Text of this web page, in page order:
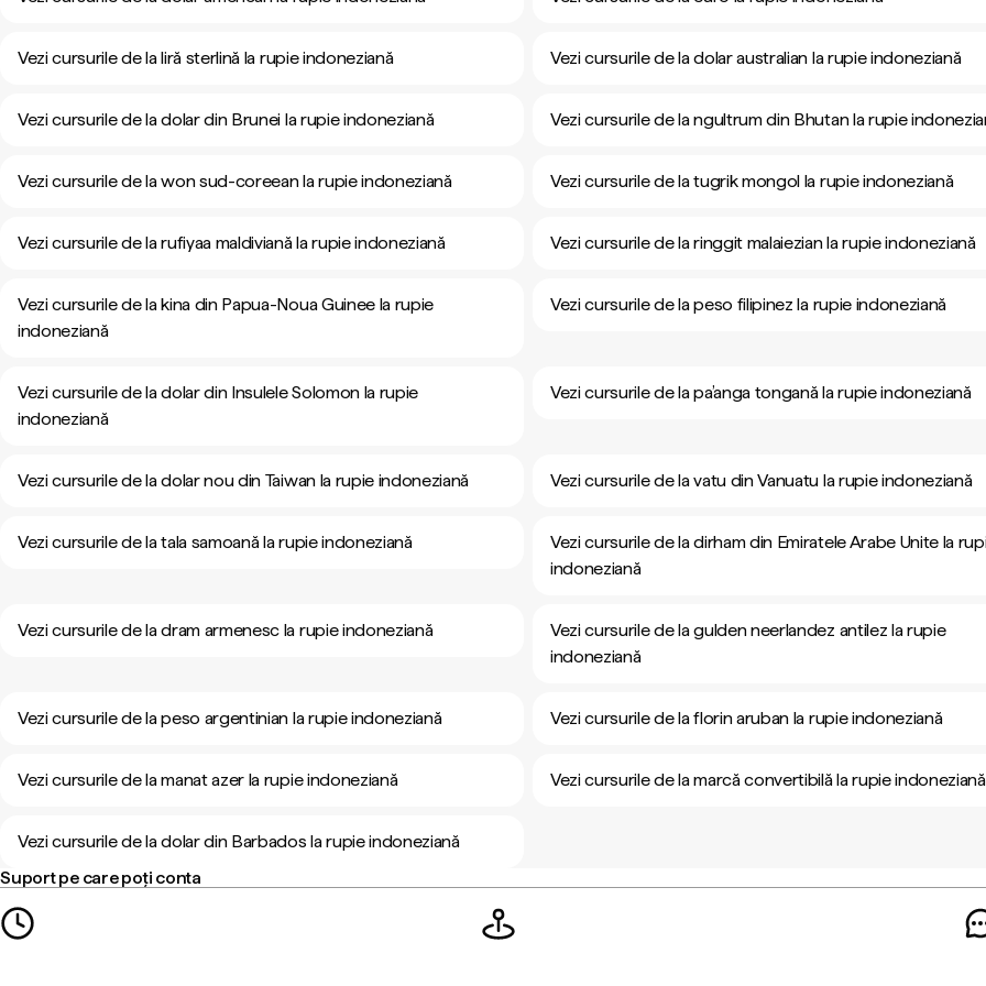
Vezi cursurile de la liră sterlină la rupie indoneziană Vezi cursurile de la dolar australian la rupie indoneziană
Vezi cursurile de la dolar din Brunei la rupie indoneziană Vezi cursurile de la ngultrum din Bhutan la rupie
Vezi cursurile de la won sud-coreean la rupie indoneziană Vezi cursurile de la tugrik mongol la rupie indoneziană
Vezi cursurile de la rufiyaa maldiviană la rupie indoneziană Vezi cursurile de la ringgit malaiezian la rupie indoneziană
Vezi cursurile de la kina din Papua-Noua Guinee la rupie
indoneziană
Vezi cursurile de la peso filipinez la rupie indoneziană
Vezi cursurile de la dolar din Insulele Solomon la rupie
indoneziană
Vezi cursurile de la pa’anga tongană la rupie indoneziană
Vezi cursurile de la dolar nou din Taiwan la rupie indoneziană Vezi cursurile de la vatu din Vanuatu la rupie indoneziană
Vezi cursurile de la tala samoană la rupie indoneziană
Vezi cursurile de la dirham din Emiratele Arabe Unite la
indoneziană
Vezi cursurile de la dram armenesc la rupie indoneziană
Vezi cursurile de la gulden neerlandez antilez la rupie
indoneziană
Vezi cursurile de la peso argentinian la rupie indoneziană Vezi cursurile de la florin aruban la rupie indoneziană
Vezi cursurile de la manat azer la rupie indoneziană Vezi cursurile de la marcă convertibilă la rupie indoneziană
Vezi cursurile de la dolar din Barbados la rupie indoneziană
Suport pe care poți conta